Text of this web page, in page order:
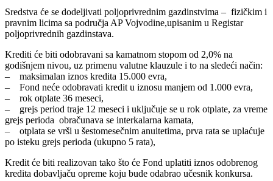
Sredstva će se dodeljivati poljoprivrednim gazdinstvima – fizičkim i
pravnim licima sa područja AP Vojvodine,upisanim u Registar
poljoprivrednih gazdinstava.
Krediti će biti odobravani sa kamatnom stopom od 2,0% na
godišnjem nivou, uz primenu valutne klauzule i to na sledeći način:
– maksimalan iznos kredita 15.000 evra,
– Fond neće odobravati kredit u iznosu manjem od 1.000 evra,
– rok otplate 36 meseci,
– grejs period traje 12 meseci i uključuje se u rok otplate, za vreme
grejs perioda obračunava se interkalarna kamata,
– otplata se vrši u šestomesečnim anuitetima, prva rata se uplaćuje
po isteku grejs perioda (ukupno 5 rata),
Kredit će biti realizovan tako što će Fond uplatiti iznos odobrenog
kredita dobavljaču opreme koju bude odabrao učesnik konkursa.